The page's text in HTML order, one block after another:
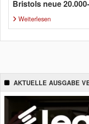
Bristols neue
Weiterlesen
AKTUELLE AUSGABE